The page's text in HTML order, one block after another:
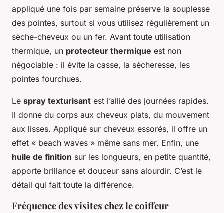
appliqué une fois par semaine préserve la souplesse
des pointes, surtout si vous utilisez régulièrement un
sèche-cheveux ou un fer. Avant toute utilisation
thermique, un protecteur thermique est non
négociable : il évite la casse, la sécheresse, les
pointes fourchues.
Le spray texturisant est l’allié des journées rapides.
Il donne du corps aux cheveux plats, du mouvement
aux lisses. Appliqué sur cheveux essorés, il offre un
effet « beach waves » même sans mer. Enfin, une
huile de finition sur les longueurs, en petite quantité,
apporte brillance et douceur sans alourdir. C’est le
détail qui fait toute la différence.
Fréquence des visites chez le coiffeur